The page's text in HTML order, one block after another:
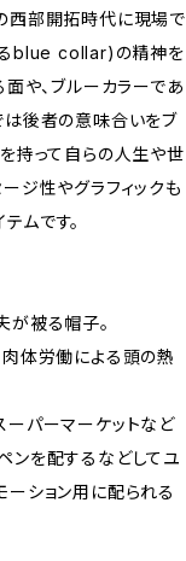
西部開拓時代に現場で
るblue collar)の精神を
面や、ブルーカラーであ
は後者の意味合いをブ
持って自らの人生や世
ジ性やグラフィックも
ムです。
が被る帽子。
肉体労働による頭の熱
ーパーマーケットなど
ンを配するなどしてユ
ーション用に配られる